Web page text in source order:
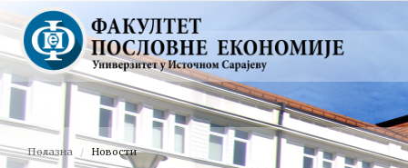
Полазна Новости